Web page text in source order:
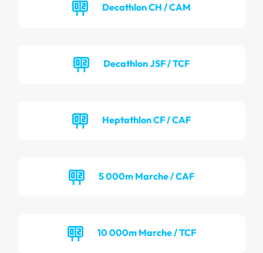
Decathlon CH / CAM
Decathlon JSF / TCF
Heptathlon CF / CAF
5 000m Marche / CAF
10 000m Marche / TCF